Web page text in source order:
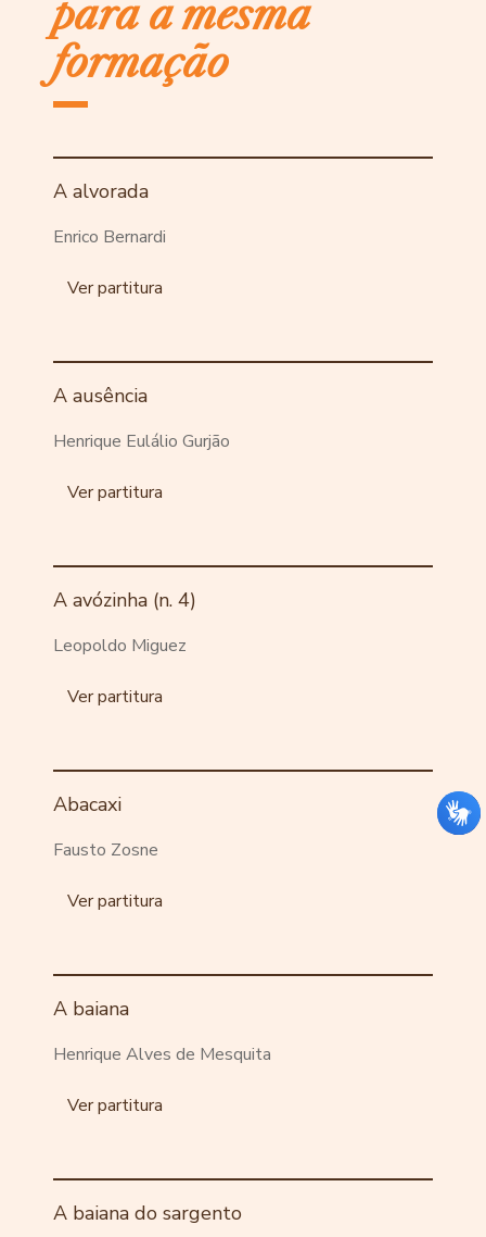
para a mesma
formação
A alvorada
Enrico Bernardi
Ver partitura
A ausência
Henrique Eulálio Gurjão
Ver partitura
A avózinha (n. 4)
Leopoldo Miguez
Ver partitura
Abacaxi
Fausto Zosne
Ver partitura
A baiana
Henrique Alves de Mesquita
Ver partitura
A baiana do sargento